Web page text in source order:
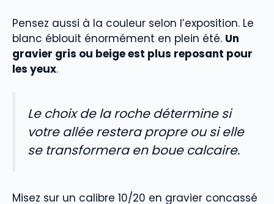
Pensez aussi à la couleur selon l’exposition. Le
blanc éblouit énormément en plein été. Un
gravier gris ou beige est plus reposant pour
les yeux.
Le choix de la roche détermine si
votre allée restera propre ou si elle
se transformera en boue calcaire.
Misez sur un calibre 10/20 en gravier concassé